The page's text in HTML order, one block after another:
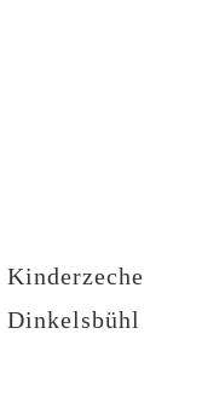
Kinderzeche
Dinkelsbühl